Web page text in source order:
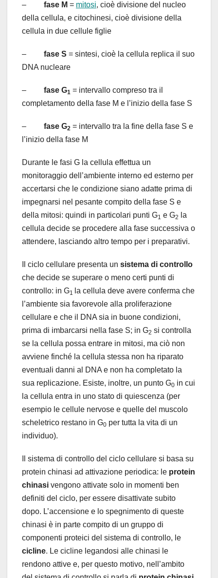
– fase M = mitosi, cioè divisione del nucleo
della cellula, e citochinesi, cioè divisione della
cellula in due cellule figlie
– fase S = sintesi, cioè la cellula replica il suo
DNA nucleare
– fase G1 = intervallo compreso tra il
completamento della fase M e l’inizio della fase S
– fase G2 = intervallo tra la fine della fase S e
l’inizio della fase M
Durante le fasi G la cellula effettua un
monitoraggio dell’ambiente interno ed esterno per
accertarsi che le condizione siano adatte prima di
impegnarsi nel pesante compito della fase S e
della mitosi: quindi in particolari punti G1 e G2
la
cellula decide se procedere alla fase successiva o
attendere, lasciando altro tempo per i preparativi.
Il ciclo cellulare presenta un sistema di controllo
che decide se superare o meno certi punti di
controllo: in G1 la cellula deve avere conferma che
l’ambiente sia favorevole alla proliferazione
cellulare e che il DNA sia in buone condizioni,
prima di imbarcarsi nella fase S; in G2 si controlla
se la cellula possa entrare in mitosi, ma ciò non
avviene finché la cellula stessa non ha riparato
eventuali danni al DNA e non ha completato la
sua replicazione. Esiste, inoltre, un punto G0 in cui
la cellula entra in uno stato di quiescenza (per
esempio le cellule nervose e quelle del muscolo
scheletrico restano in G0 per tutta la vita di un
individuo).
Il sistema di controllo del ciclo cellulare si basa su
protein chinasi ad attivazione periodica: le protein
chinasi vengono attivate solo in momenti ben
definiti del ciclo, per essere disattivate subito
dopo. L’accensione e lo spegnimento di queste
chinasi è in parte compito di un gruppo di
componenti proteici del sistema di controllo, le
cicline. Le cicline legandosi alle chinasi le
rendono attive e, per questo motivo, nell’ambito